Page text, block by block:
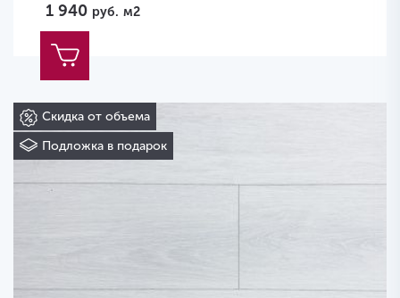
1 940 руб. м2
Скидка от объема
Подложка в подарок